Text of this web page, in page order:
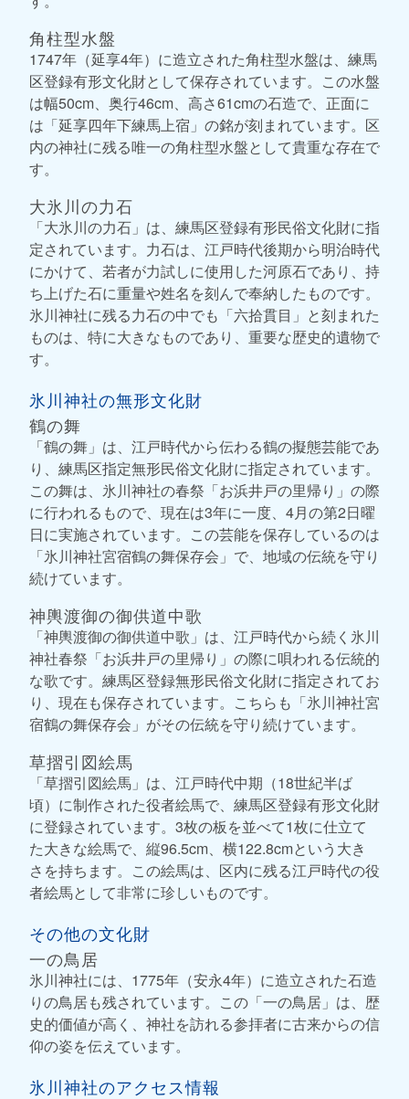
角柱型水盤
1747年（延享4年）に造立された角柱型水盤は、練馬
区登録有形文化財として保存されています。この水盤
は幅50cm、奥行46cm、高さ61cmの石造で、正面に
は「延享四年下練馬上宿」の銘が刻まれています。区
内の神社に残る唯一の角柱型水盤として貴重な存在で
す。
大氷川の力石
「大氷川の力石」は、練馬区登録有形民俗文化財に指
定されています。力石は、江戸時代後期から明治時代
にかけて、若者が力試しに使用した河原石であり、持
ち上げた石に重量や姓名を刻んで奉納したものです。
氷川神社に残る力石の中でも「六拾貫目」と刻まれた
ものは、特に大きなものであり、重要な歴史的遺物で
す。
氷川神社の無形文化財
鶴の舞
「鶴の舞」は、江戸時代から伝わる鶴の擬態芸能であ
り、練馬区指定無形民俗文化財に指定されています。
この舞は、氷川神社の春祭「お浜井戸の里帰り」の際
に行われるもので、現在は3年に一度、4月の第2日曜
日に実施されています。この芸能を保存しているのは
「氷川神社宮宿鶴の舞保存会」で、地域の伝統を守り
続けています。
神輿渡御の御供道中歌
「神輿渡御の御供道中歌」は、江戸時代から続く氷川
神社春祭「お浜井戸の里帰り」の際に唄われる伝統的
な歌です。練馬区登録無形民俗文化財に指定されてお
り、現在も保存されています。こちらも「氷川神社宮
宿鶴の舞保存会」がその伝統を守り続けています。
草摺引図絵馬
「草摺引図絵馬」は、江戸時代中期（18世紀半ば
頃）に制作された役者絵馬で、練馬区登録有形文化財
に登録されています。3枚の板を並べて1枚に仕立て
た大きな絵馬で、縦96.5cm、横122.8cmという大き
さを持ちます。この絵馬は、区内に残る江戸時代の役
者絵馬として非常に珍しいものです。
その他の文化財
一の鳥居
氷川神社には、1775年（安永4年）に造立された石造
りの鳥居も残されています。この「一の鳥居」は、歴
史的価値が高く、神社を訪れる参拝者に古来からの信
仰の姿を伝えています。
氷川神社のアクセス情報